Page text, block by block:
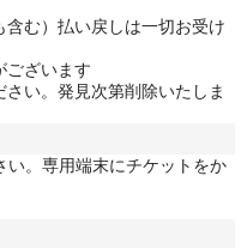
含む）払い戻しは一切お受け
ございます
さい。発見次第削除いたしま
い。専用端末にチケットをか